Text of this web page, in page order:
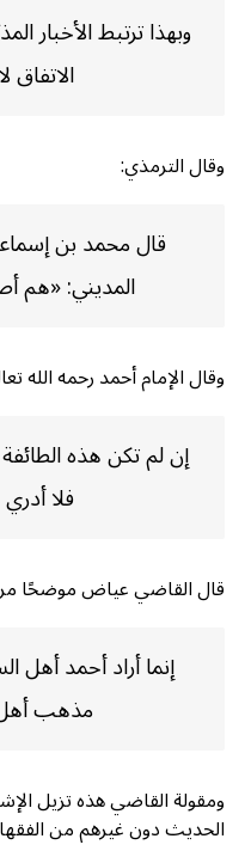
وبهذا ترتبط الأخبار
الاتفاق
وقال الترمذي:
قال محمد بن
المديني: «هم
وقال الإمام أحمد رحمه الله
إن لم تكن هذه
فلا
قال القاضي عياض موضحًا
إنما أراد أحمد أهل
مذهب
ومقولة القاضي هذه تزيل
الحديث دون غيرهم من